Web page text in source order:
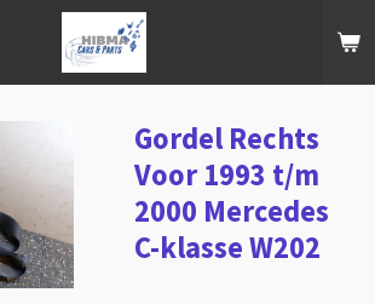
Gordel Rechts
Voor 1993 t/m
2000 Mercedes
C-klasse W202